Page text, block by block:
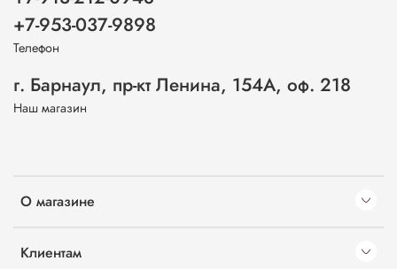
О магазине
Клиентам
+7-953-037-9898
Телефон
г. Барнаул, пр-кт Ленина, 154А, оф. 218
Наш магазин